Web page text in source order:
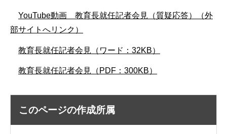
YouTube動画 教育長就任記者会見（質疑応答）（外
部サイトへリンク）
教育長就任記者会見（ワード：32KB）
教育長就任記者会見（PDF：300KB）
このページの作成所属